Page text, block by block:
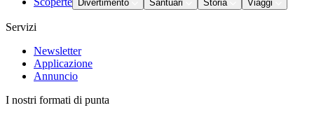
Divertimento Santuari Storia Viaggi
Servizi
Newsletter
Applicazione
Annuncio
I nostri formati di punta